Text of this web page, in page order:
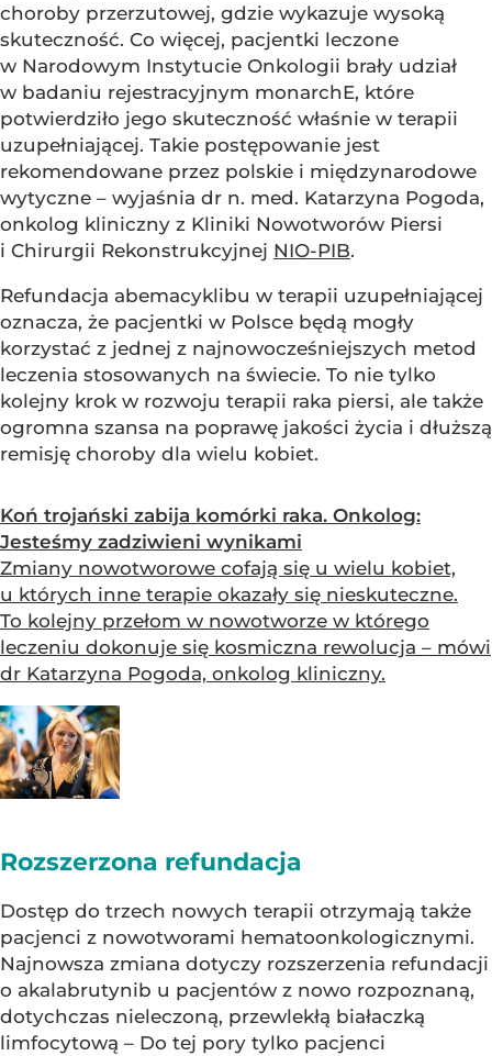
choroby przerzutowej, gdzie wykazuje wysoką
skuteczność. Co więcej, pacjentki leczone
w Narodowym Instytucie Onkologii brały udział
w badaniu rejestracyjnym monarchE, które
potwierdziło jego skuteczność właśnie w terapii
uzupełniającej. Takie postępowanie jest
rekomendowane przez polskie i międzynarodowe
wytyczne – wyjaśnia dr n. med. Katarzyna Pogoda,
onkolog kliniczny z Kliniki Nowotworów Piersi
i Chirurgii Rekonstrukcyjnej NIO-PIB.
Refundacja abemacyklibu w terapii uzupełniającej
oznacza, że pacjentki w Polsce będą mogły
korzystać z jednej z najnowocześniejszych metod
leczenia stosowanych na świecie. To nie tylko
kolejny krok w rozwoju terapii raka piersi, ale także
ogromna szansa na poprawę jakości życia i dłuższą
remisję choroby dla wielu kobiet.
Koń trojański zabija komórki raka. Onkolog:
Jesteśmy zadziwieni wynikami
Zmiany nowotworowe cofają się u wielu kobiet,
u których inne terapie okazały się nieskuteczne.
To kolejny przełom w nowotworze w którego
leczeniu dokonuje się kosmiczna rewolucja – mówi
dr Katarzyna Pogoda, onkolog kliniczny.
Rozszerzona refundacja
Dostęp do trzech nowych terapii otrzymają także
pacjenci z nowotworami hematoonkologicznymi.
Najnowsza zmiana dotyczy rozszerzenia refundacji
o akalabrutynib u pacjentów z nowo rozpoznaną,
dotychczas nieleczoną, przewlekłą białaczką
limfocytową – Do tej pory tylko pacjenci